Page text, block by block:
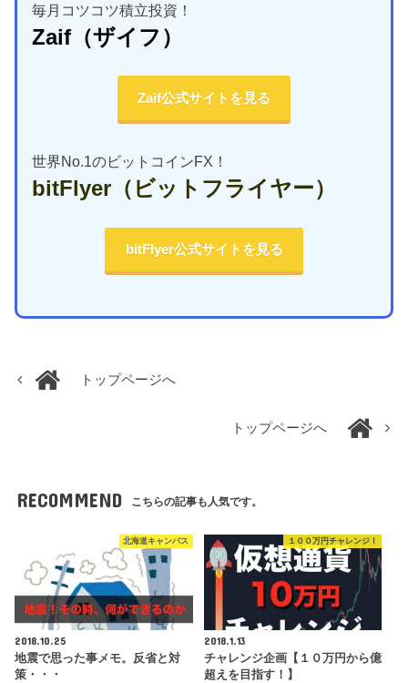
毎月コツコツ積立投資！
Zaif （ザイフ）
Zaif公式サイトを見る
世界No.1のビットコインFX！
bitFlyer （ビットフライヤー）
bitFlyer公式サイトを見る
トップページへ
トップページへ
RECOMMEND こちらの記事も人気です。
北海道キャンパス
2018.10.25
地震で思った事メモ。反省と対
策・・・
１００万円チャレンジ！
2018.1.13
チャレンジ企画【１０万円から億
超えを目指す！】